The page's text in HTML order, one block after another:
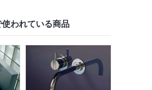
使われている商品